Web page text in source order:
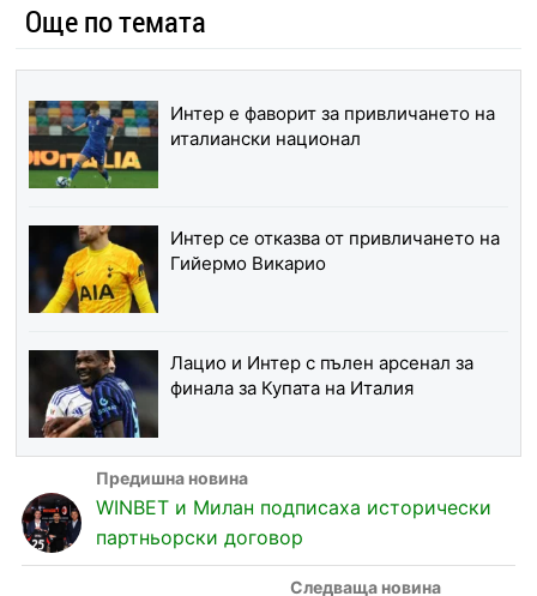
Още по темата
Интер е фаворит за привличането на
италиански национал
Интер се отказва от привличането на
Гийермо Викарио
Лацио и Интер с пълен арсенал за
финала за Купата на Италия
WINBET и Милан подписаха исторически
партньорски договор